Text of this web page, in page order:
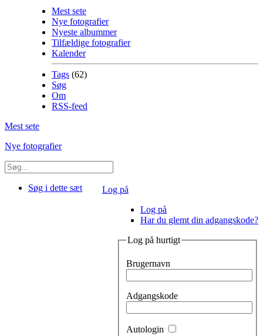
Mest sete
Nye fotografier
Nyeste albummer
Tilfældige fotografier
Kalender
Tags (62)
Søg
Om
RSS-feed
Mest sete
Nye fotografier
Log på
Log på
Har du glemt din adgangskode?
Log på hurtigt
Brugernavn
Adgangskode
Autologin
Søg i dette sæt